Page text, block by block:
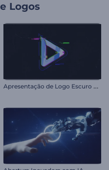
Logos
A
presentação de Logo Escuro Piscando